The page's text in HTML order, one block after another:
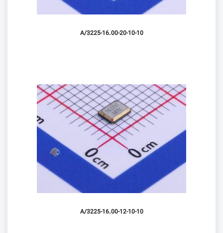
3225-16.00-20-10-10/A
3225-16.00-12-10-10/A